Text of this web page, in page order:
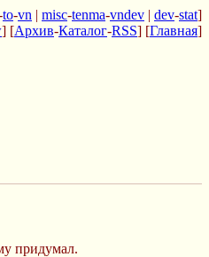
to-vn | misc-tenma-vndev | dev-stat]
] [Архив-Каталог-RSS] [Главная]
придумал.